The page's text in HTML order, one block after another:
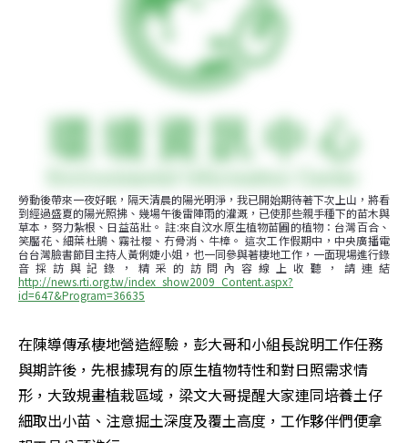
勞動後帶來一夜好眠，隔天清晨的陽光明淨，我已開始期待著下次上山，將看
到經過盛夏的陽光照拂、幾場午後雷陣雨的灌溉，已使那些親手種下的苗木與
草本，努力紮根、日益茁壯。 註:來自汶水原生植物苗圃的植物：台灣百合、
笑靨花、細葉杜鵑、霧社櫻、冇骨消、牛樟。 這次工作假期中，中央廣播電
台台灣臉書節目主持人黃俐婕小姐，也一同參與著棲地工作，一面現場進行錄
音採訪與記錄，精采的訪問內容線上收聽，請連結
http://news.rti.org.tw/index_show2009_Content.aspx?
id=647&Program=36635
在陳導傳承棲地營造經驗，彭大哥和小組長說明工作任務
與期許後，先根據現有的原生植物特性和對日照需求情
形，大致規畫植栽區域，梁文大哥提醒大家連同培養土仔
細取出小苗、注意掘土深度及覆土高度，工作夥伴們便拿